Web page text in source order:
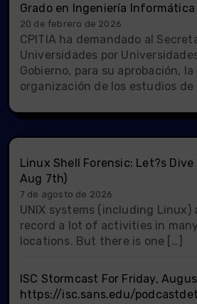
Grado en Ingeniería Informática
20 de febrero de 2026
CPITIA ha demandado al
Universidades por
Gobierno, para su aprobación,
organización de los estudios de
Linux Shell Forensic: Let?s
Aug 7th)
7 de agosto de 2026
UNIX systems (including
record a lot of activities in
locations. But there is one […]
ISC Stormcast For Friday,
https://isc.sans.edu/